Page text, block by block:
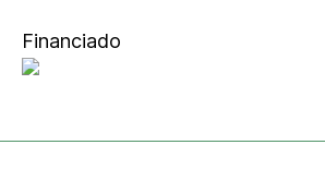
Financiado